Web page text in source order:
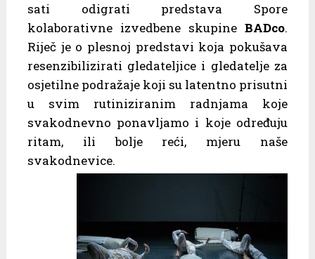
sati odigrati predstava Spore
kolaborativne izvedbene skupineBADco.
Riječ je o plesnoj predstavi koja pokušava
resenzibilizirati gledateljice i gledatelje za
osjetilne podražaje koji su latentno prisutni
u svim rutiniziranim radnjama koje
svakodnevno ponavljamo i koje određuju
ritam, ili bolje reći, mjeru naše
svakodnevice.